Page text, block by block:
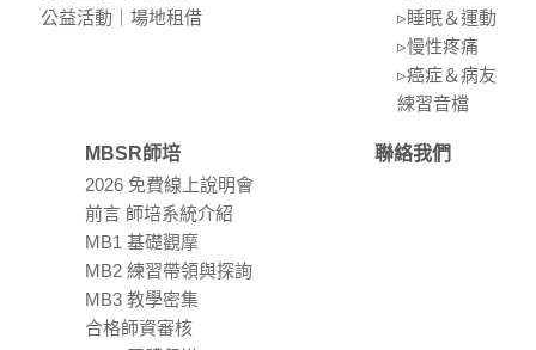
公益活動｜場地租借
▹睡眠＆運動
▹慢性疼痛
▹癌症＆病友
練習⾳檔
MBSR師培
2026 免費線上說明會
前言 師培系統介紹
MB1 基礎觀摩
MB2 練習帶領與探詢
MB3 教學密集
合格師資審核
聯絡我們